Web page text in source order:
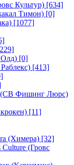
Культур) [634]
Тимон) [0]
[1077]
Олд) [0]
[413]
(СВ Фишинг Люрс)
[11]
(Химера) [32]
(Гровс